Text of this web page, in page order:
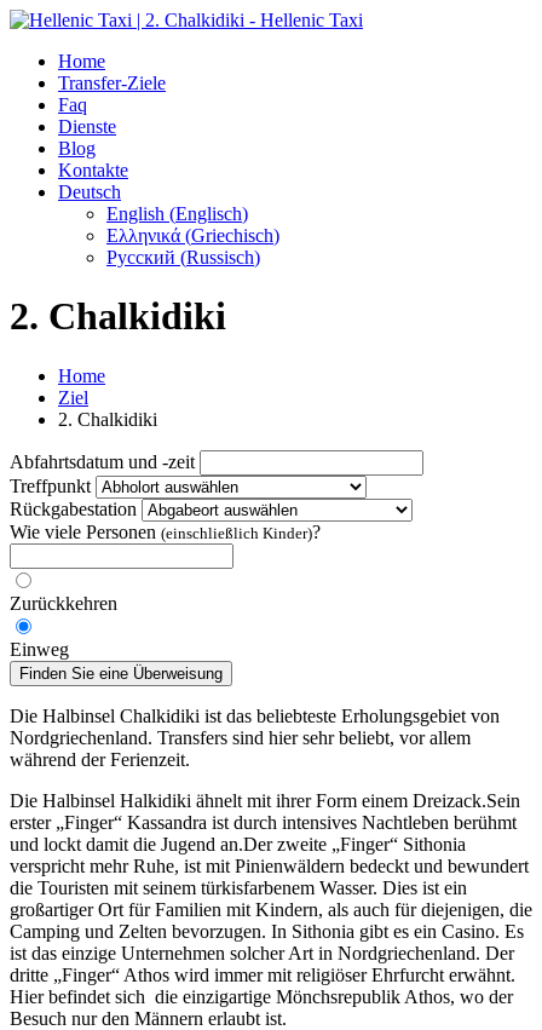
Home
Transfer-Ziele
Faq
Dienste
Blog
Kontakte
Deutsch
English (Englisch)
Ελληνικά (Griechisch)
Русский (Russisch)
2. Chalkidiki
Home
Ziel
2. Chalkidiki
Abfahrtsdatum und -zeit
Treffpunkt
Rückgabestation
Wie viele Personen (einschließlich Kinder)?
Zurückkehren
Einweg
Finden Sie eine Überweisung
Die Halbinsel Chalkidiki ist das beliebteste Erholungsgebiet von
Nordgriechenland. Transfers sind hier sehr beliebt, vor allem
während der Ferienzeit.
Die Halbinsel Halkidiki ähnelt mit ihrer Form einem Dreizack.Sein
erster „Finger“ Kassandra ist durch intensives Nachtleben berühmt
und lockt damit die Jugend an.Der zweite „Finger“ Sithonia
verspricht mehr Ruhe, ist mit Pinienwäldern bedeckt und bewundert
die Touristen mit seinem türkisfarbenem Wasser. Dies ist ein
großartiger Ort für Familien mit Kindern, als auch für diejenigen, die
Camping und Zelten bevorzugen. In Sithonia gibt es ein Casino. Es
ist das einzige Unternehmen solcher Art in Nordgriechenland. Der
dritte „Finger“ Athos wird immer mit religiöser Ehrfurcht erwähnt.
Hier befindet sich die einzigartige Mönchsrepublik Athos, wo der
Besuch nur den Männern erlaubt ist.